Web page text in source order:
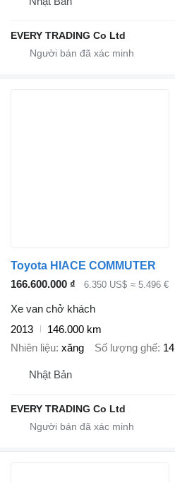
EVERY TRADING Co Ltd
Toyota HIACE COMMUTER
166.600.000 ₫
6.350 US$ ≈ 5.496 €
Xe van chở khách
2013
146.000 km
Nhiên liệu xăng Số lượng ghế 14
Nhật Bản
EVERY TRADING Co Ltd